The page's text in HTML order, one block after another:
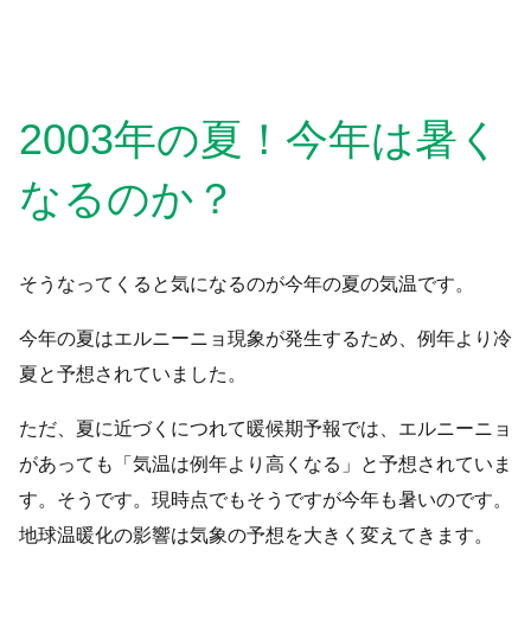
2003年の夏！今年は暑く
なるのか？
そうなってくると気になるのが今年の夏の気温です。
今年の夏はエルニーニョ現象が発生するため、例年より冷
夏と予想されていました。
ただ、夏に近づくにつれて暖候期予報では、エルニーニョ
があっても「気温は例年より高くなる」と予想されていま
す。そうです。現時点でもそうですが今年も暑いのです。
地球温暖化の影響は気象の予想を大きく変えてきます。